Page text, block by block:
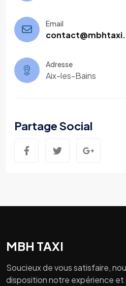
Email
Adresse
Aix-les-Bains
Partage Social
MBH TAXI
Soucieux de vous satisfaire,
disposition notre expérience et